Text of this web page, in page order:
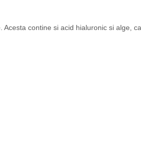
contine si acid hialuronic si alge,